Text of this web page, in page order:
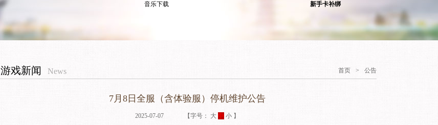
音乐下载
新手卡补绑
首页 > 公告
游戏新闻 News
7月8日全服（含体验服）停机维护公告
2025-07-07 【字号： 大 中 小 】